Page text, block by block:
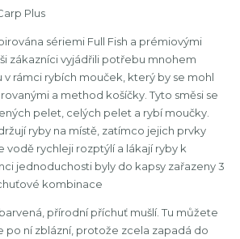
Plus
sériemi Full Fish a prémiovými
zákazníci vyjádřili potřebu mnohem
v rámci rybích mouček, který by se mohl
a method košíčky. Tyto směsi se
pelet, celých pelet a rybí moučky.
ryby na místě, zatímco jejich prvky
vodě rychleji rozptýlí a lákají ryby k
jednoduchosti byly do kapsy zařazeny 3
kombinace
přírodní příchuť mušlí. Tu můžete
po ní zblázní, protože zcela zapadá do